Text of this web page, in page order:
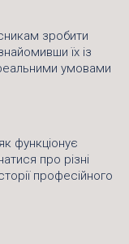
зробити
їх із
умовами
функціонує
про різні
професійного